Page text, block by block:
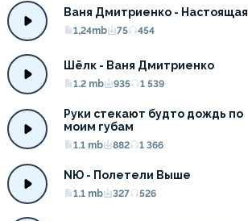
Ваня Дмитриенко - Настоящая
1,24mb 75 454
Шёлк - Ваня Дмитриенко
1.2 mb 935 1 539
Руки стекают будто дождь по
моим губам
1.1 mb 882 1 366
NЮ - Полетели Выше
1.1 mb 327 526